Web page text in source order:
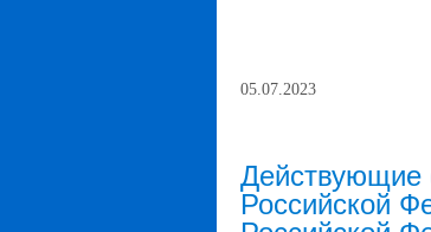
05.07.2023
Действующие
Российской